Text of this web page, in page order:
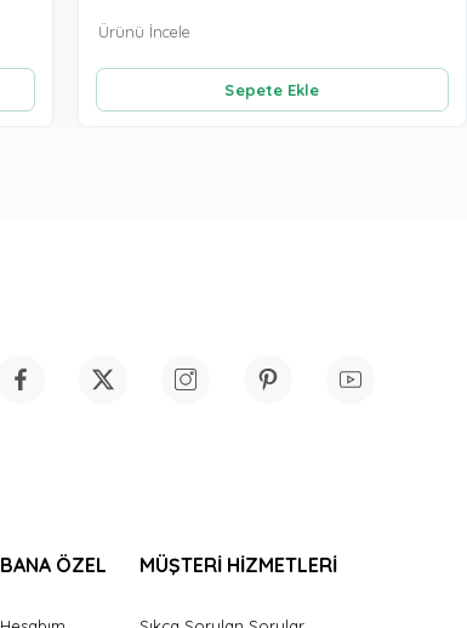
Sepete Ekle
Ürünü İncele
BANA ÖZEL MÜŞTERİ HİZMETLERİ